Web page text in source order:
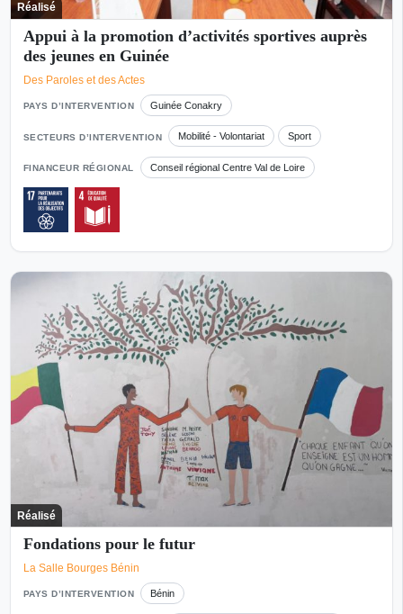
Réalisé
Appui à la promotion d’activités sportives auprès
des jeunes en Guinée
Des Paroles et des Actes
PAYS D’INTERVENTION Guinée Conakry
SECTEURS D’INTERVENTION Mobilité - Volontariat Sport
FINANCEUR RÉGIONAL Conseil régional Centre Val de Loire
Réalisé
Fondations pour le futur
La Salle Bourges Bénin
PAYS D’INTERVENTION Bénin